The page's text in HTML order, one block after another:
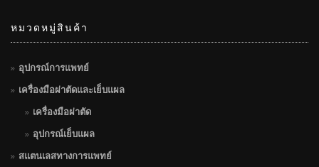
หมวดหมู่สินค้า
อุปกรณ์การแพทย์
เครื่องมือผ่าตัดและเย็บแผล
เครื่องมือผ่าตัด
อุปกรณ์เย็บแผล
สแตนเลสทางการแพทย์